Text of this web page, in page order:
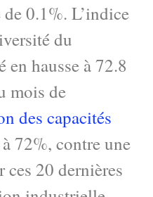
0.1%. L’indice
du
hausse à 72.8
mois de
des capacités
72%, contre une
ces 20 dernières